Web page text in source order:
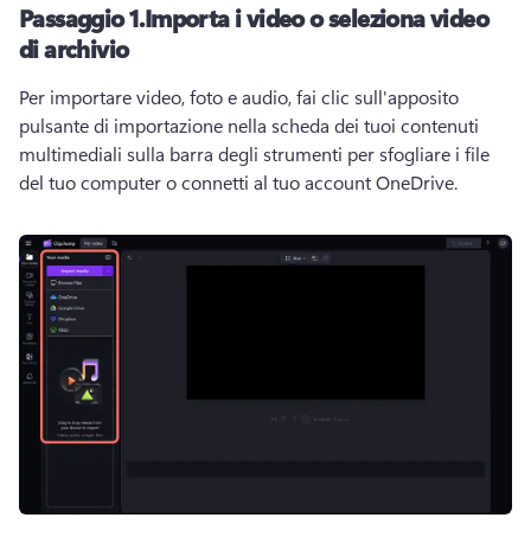
Passaggio 1.Importa i video o seleziona video
di archivio
Per importare video, foto e audio, fai clic sull'apposito
pulsante di importazione nella scheda dei tuoi contenuti
multimediali sulla barra degli strumenti per sfogliare i file
del tuo computer o connetti al tuo account OneDrive.